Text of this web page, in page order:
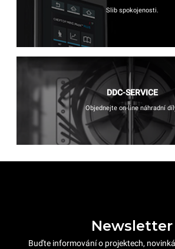
Slib spokojenosti.
DDC-SERVICE
Objednejte on-line náhradní
Newsletter
Buďte informování o projektech,